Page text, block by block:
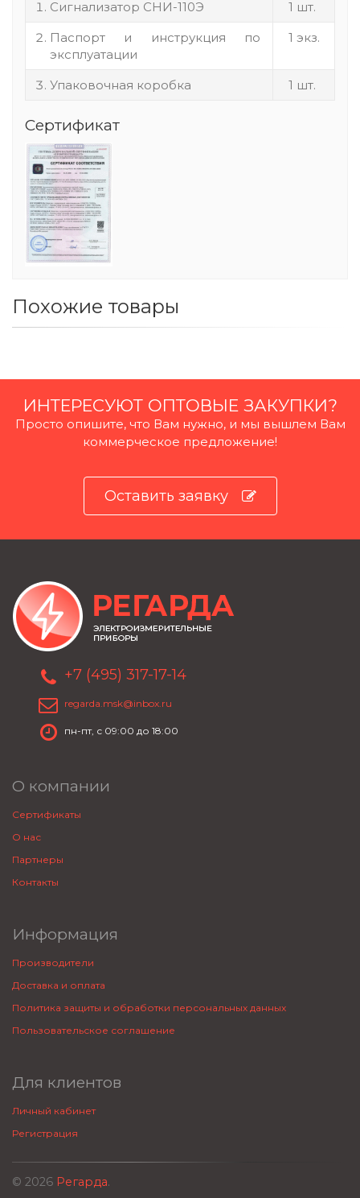
Сигнализатор СНИ-110Э
1 шт.
Паспорт и инструкция по
эксплуатации
1 экз.
Упаковочная коробка 1 шт.
Сертификат
Похожие товары
ИНТЕРЕСУЮТ ОПТОВЫЕ ЗАКУПКИ?
Просто опишите, что Вам нужно, и мы вышлем Вам
коммерческое предложение!
Оставить заявку
+7 (495) 317-17-14
regarda.msk@inbox.ru
пн-пт, с 09:00 до 18:00
О компании
Сертификаты
О нас
Партнеры
Контакты
Информация
Производители
Доставка и оплата
Политика защиты и обработки персональных данных
Пользовательское соглашение
Для клиентов
Личный кабинет
Регистрация
© 2026 Регарда.